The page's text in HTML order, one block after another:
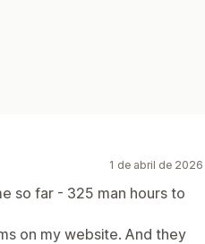
1 de abril de 2026
so far - 325 man hours to
on my website. And they